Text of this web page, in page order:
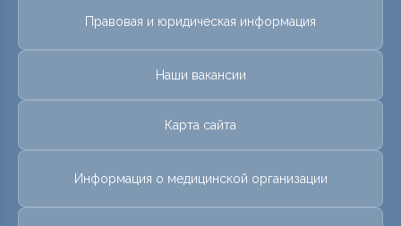
Правовая и юридическая информация
Наши вакансии
Карта сайта
Информация о медицинской организации